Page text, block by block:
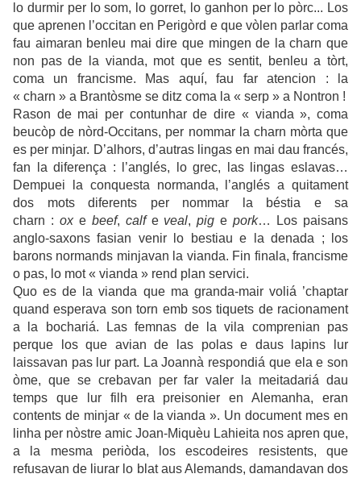
lo durmir per lo som, lo gorret, lo ganhon per lo pòrc... Los
que aprenen l’occitan en Perigòrd e que vòlen parlar coma
fau aimaran benleu mai dire que mingen de la charn que
non pas de la vianda, mot que es sentit, benleu a tòrt,
coma un francisme. Mas aquí, fau far atencion : la
« charn » a Brantòsme se ditz coma la « serp » a Nontron !
Rason de mai per contunhar de dire « vianda », coma
beucòp de nòrd-Occitans, per nommar la charn mòrta que
es per minjar. D’alhors, d’autras lingas en mai dau francés,
fan la diferença : l’anglés, lo grec, las lingas eslavas…
Dempuei la conquesta normanda, l’anglés a quitament
dos mots diferents per nommar la béstia e sa
charn : oxe beef, calfe veal,pig epork… Los paisans
anglo-saxons fasian venir lo bestiau e la denada ; los
barons normands minjavan la vianda. Fin finala, francisme
o pas, lo mot « vianda » rend plan servici.
Quo es de la vianda que ma granda-mair voliá ’chaptar
quand esperava son torn emb sos tiquets de racionament
a la bochariá. Las femnas de la vila comprenian pas
perque los que avian de las polas e daus lapins lur
laissavan pas lur part. La Joannà respondiá que ela e son
òme, que se crebavan per far valer la meitadariá dau
temps que lur filh era preisonier en Alemanha, eran
contents de minjar « de la vianda ». Un document mes en
linha per nòstre amic Joan-Miquèu Lahieita nos apren que,
a la mesma periòda, los escodeires resistents, que
refusavan de liurar lo blat aus Alemands, damandavan dos